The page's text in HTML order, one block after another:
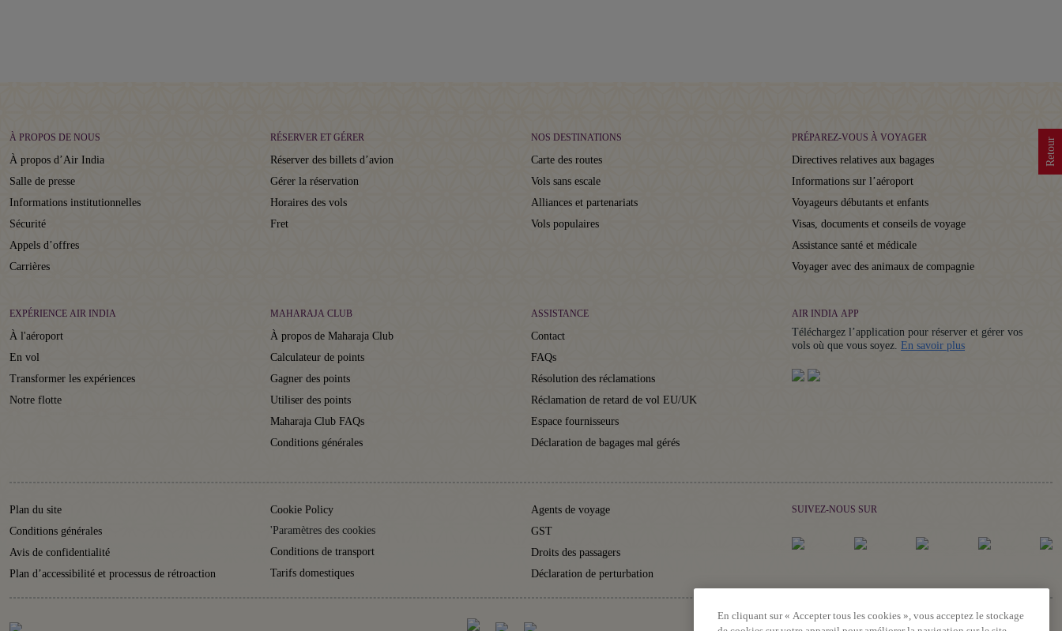
Retour
À PROPOS DE NOUS
À propos d’Air India
Salle de presse
Informations institutionnelles
Sécurité
Appels d’offres
Carrières
RÉSERVER ET GÉRER
Réserver des billets d’avion
Gérer la réservation
Horaires des vols
Fret
NOS DESTINATIONS
Carte des routes
Vols sans escale
Alliances et partenariats
Vols populaires
PRÉPAREZ-VOUS À VOYAGER
Directives relatives aux bagages
Informations sur l’aéroport
Voyageurs débutants et enfants
Visas, documents et conseils de voyage
Assistance santé et médicale
Voyager avec des animaux de compagnie
EXPÉRIENCE AIR INDIA
À l'aéroport
En vol
Transformer les expériences
Notre flotte
MAHARAJA CLUB
À propos de Maharaja Club
Calculateur de points
Gagner des points
Utiliser des points
Maharaja Club FAQs
Conditions générales
ASSISTANCE
Contact
FAQs
Résolution des réclamations
Réclamation de retard de vol EU/UK
Espace fournisseurs
Déclaration de bagages mal gérés
AIR INDIA APP
Téléchargez l’application pour réserver et gérer vos
vols où que vous soyez. En savoir plusDetails
Plan du site
Conditions générales
Avis de confidentialité
Plan d’accessibilité et processus de rétroaction
Cookie Policy
'Paramètres des cookies
Conditions de transport
Tarifs domestiques
Agents de voyage
GST
Droits des passagers
Déclaration de perturbation
SUIVEZ-NOUS SUR
En cliquant sur « Accepter tous les cookies », vous acceptez le stockage